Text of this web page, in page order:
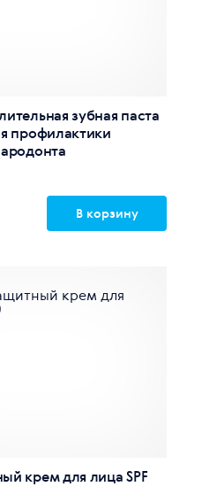
зубная паста
профилактики
В корзину
крем для лица SPF